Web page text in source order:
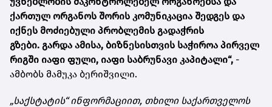
ქართულ ორგანოს შორის კომუნიკაცია შედგეს და
იქნეს მოძიებული პრობლემის გადაჭრის
გზები. გარდა ამისა, ბიზნესისთვის საჭიროა პირველ
რიგში იაფი ფული, იაფი საბრუნავი კაპიტალი“, -
ამბობს მამუკა ბერიშვილი.
„საქსტატის“ ინფორმაციით, თხილი საქართველოს